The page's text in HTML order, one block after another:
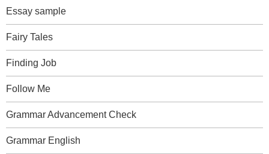
Essay sample
Fairy Tales
Finding Job
Follow Me
Grammar Advancement Check
Grammar English